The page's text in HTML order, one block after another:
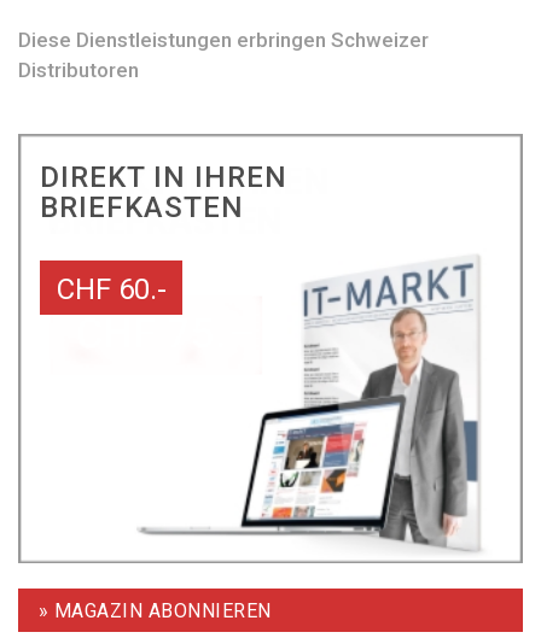
Diese Dienstleistungen erbringen Schweizer
Distributoren
DIREKT IN IHREN
BRIEFKASTEN
CHF 60.-
» MAGAZIN ABONNIEREN